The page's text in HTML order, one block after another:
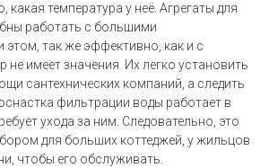
какая температура у неё. Агрегаты для
работать с большими
этом, так же эффективно, как и с
не имеет значения. Их легко установить
сантехнических компаний, а следить
фильтрации воды работает в
ухода за ним. Следовательно, это
для больших коттеджей, у жильцов
чтобы его обслуживать.